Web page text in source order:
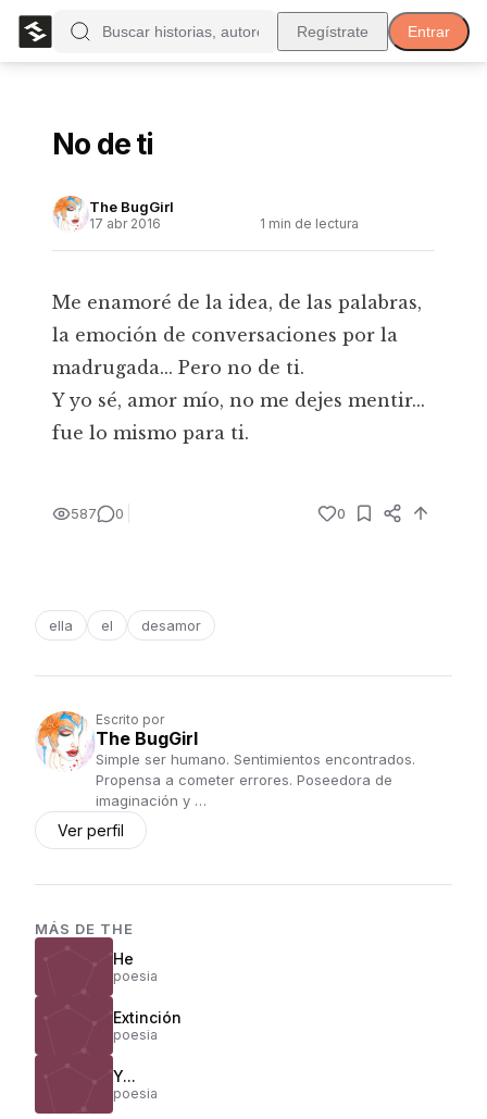
Regístrate Entrar
No de ti
The BugGirl
17 abr 2016 1 min de lectura
Me enamoré de la idea, de las palabras,
la emoción de conversaciones por la
madrugada... Pero no de ti.
Y yo sé, amor mío, no me dejes mentir...
fue lo mismo para ti.
587 0 0
ella el desamor
Escrito por
The BugGirl
Simple ser humano. Sentimientos encontrados.
Propensa a cometer errores. Poseedora de
imaginación y …
Ver perfil
MÁS DE THE
He
poesia
Extinción
poesia
Y...
poesia